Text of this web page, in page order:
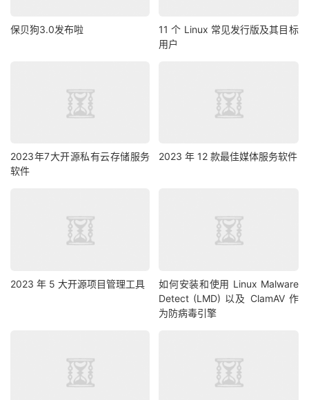
保贝狗3.0发布啦
11 个 Linux 常见发行版及其目标
用户
2023年7大开源私有云存储服务
软件
2023 年 12 款最佳媒体服务软件
2023 年 5 大开源项目管理工具
如何安装和使用 Linux Malware
Detect (LMD) 以及 ClamAV 作
为防病毒引擎